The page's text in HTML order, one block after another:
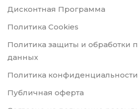
Дисконтная Программа
Политика Cookies
Политика защиты и обработки
данных
Политика конфиденциальности
Публичная оферта